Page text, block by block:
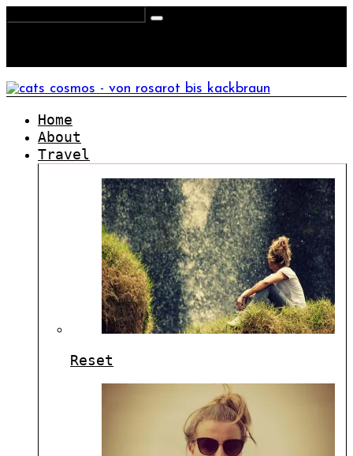
Home
About
Travel
Reset